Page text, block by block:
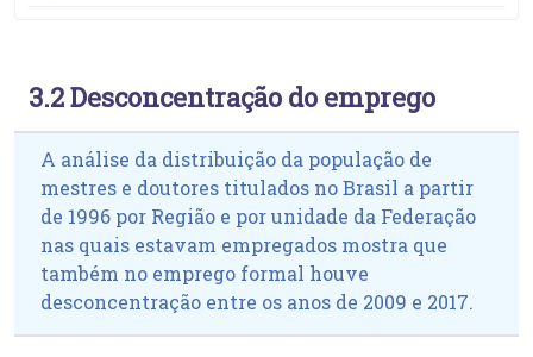
3.2 Desconcentração do emprego
A análise da distribuição da população de
mestres e doutores titulados no Brasil a partir
de 1996 por Região e por unidade da Federação
nas quais estavam empregados mostra que
também no emprego formal houve
desconcentração entre os anos de 2009 e 2017.